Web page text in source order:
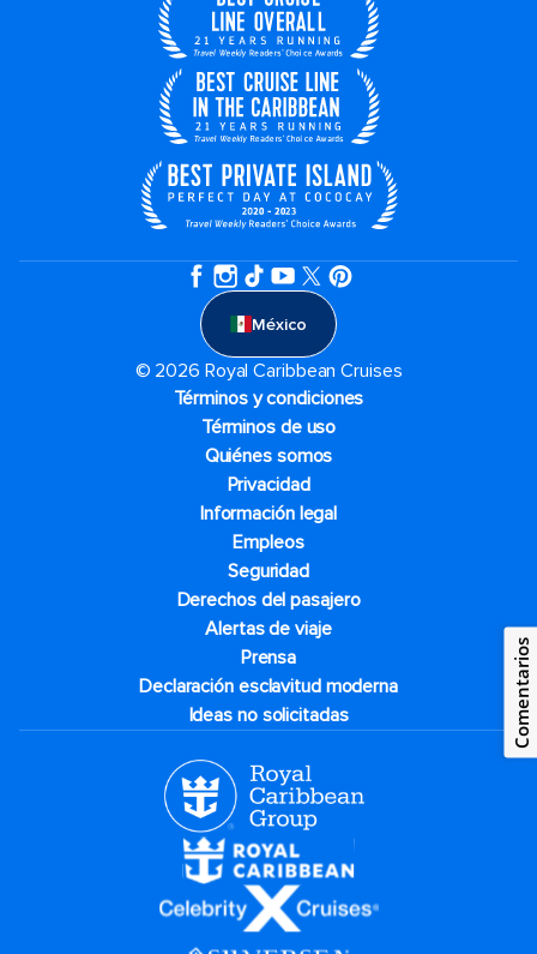
México
© 2026 Royal Caribbean Cruises
Términos y condiciones
Términos de uso
Quiénes somos
Privacidad
Información legal
Empleos
Seguridad
Derechos del pasajero
Alertas de viaje
Prensa
Declaración esclavitud moderna
Ideas no solicitadas
Comentarios